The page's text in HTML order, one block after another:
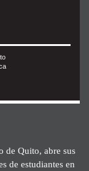
de Quito, abre sus
de estudiantes en